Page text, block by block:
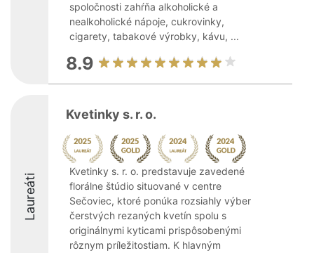
spoločnosti zahŕňa alkoholické a
nealkoholické nápoje, cukrovinky,
cigarety, tabakové výrobky, kávu, ...
8.9
Laureáti
Kvetinky s. r. o.
Kvetinky s. r. o. predstavuje zavedené
florálne štúdio situované v centre
Sečoviec, ktoré ponúka rozsiahly výber
čerstvých rezaných kvetín spolu s
originálnymi kyticami prispôsobenými
rôznym príležitostiam. K hlavným